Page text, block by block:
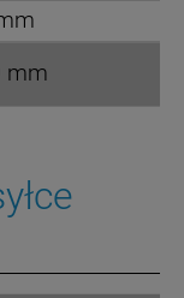
mm